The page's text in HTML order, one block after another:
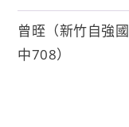
曾晊（新竹自強國
中708）